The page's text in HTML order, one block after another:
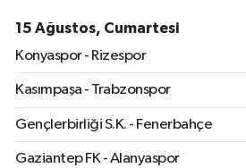
15 Ağustos, Cumartesi
Konyaspor - Rizespor
Kasımpaşa - Trabzonspor
Gençlerbirliği S.K. - Fenerbahçe
Gaziantep FK - Alanyaspor